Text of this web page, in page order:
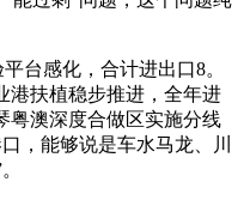
感化，合计进出口8。
港扶植稳步推进，全年进
粤澳深度合做区实施分线
，能够说是车水马龙、川